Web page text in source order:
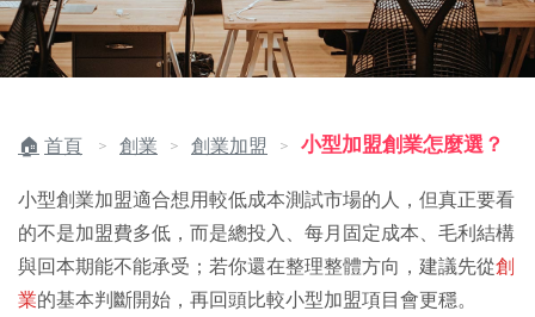
首頁 ＞ 創業 ＞ 創業加盟 ＞ 小型加盟創業怎麼選？
小型創業加盟適合想用較低成本測試市場的人，但真正要看
的不是加盟費多低，而是總投入、每月固定成本、毛利結構
與回本期能不能承受；若你還在整理整體方向，建議先從創
業的基本判斷開始，再回頭比較小型加盟項目會更穩。